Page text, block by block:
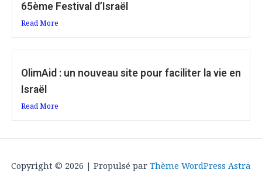
65ème Festival d’Israël
Read More
OlimAid : un nouveau site pour faciliter la vie en
Israël
Read More
Copyright © 2026 | Propulsé par Thème WordPress Astra